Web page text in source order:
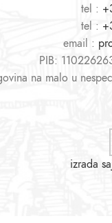
tel :
tel :
email :
PIB:
na malo u
izrada